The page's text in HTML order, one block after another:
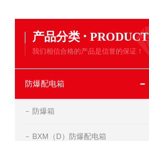
产品分类 · PRODUCT
我们相信合格的产品是信誉的保证！
防爆配电箱
防爆箱
BXM（D）防爆配电箱